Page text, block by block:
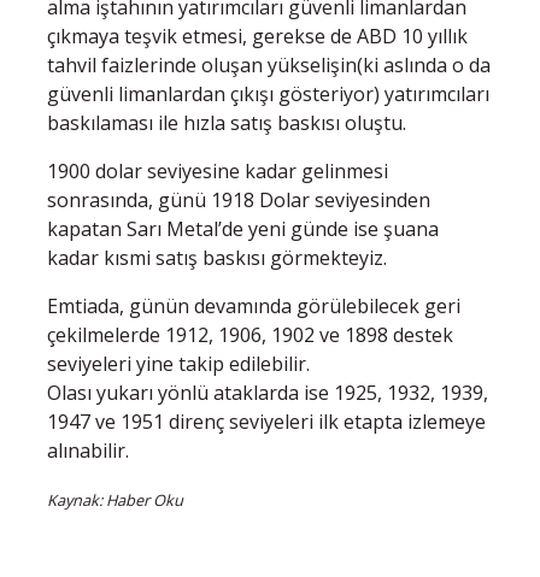
alma iştahının yatırımcıları güvenli limanlardan
çıkmaya teşvik etmesi, gerekse de ABD 10 yıllık
tahvil faizlerinde oluşan yükselişin(ki aslında o da
güvenli limanlardan çıkışı gösteriyor) yatırımcıları
baskılaması ile hızla satış baskısı oluştu.
1900 dolar seviyesine kadar gelinmesi
sonrasında, günü 1918 Dolar seviyesinden
kapatan Sarı Metal’de yeni günde ise şuana
kadar kısmi satış baskısı görmekteyiz.
Emtiada, günün devamında görülebilecek geri
çekilmelerde 1912, 1906, 1902 ve 1898 destek
seviyeleri yine takip edilebilir.
Olası yukarı yönlü ataklarda ise 1925, 1932, 1939,
1947 ve 1951 direnç seviyeleri ilk etapta izlemeye
alınabilir.
Kaynak: Haber Oku